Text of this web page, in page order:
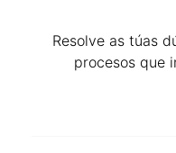
Resolve as túas
procesos que